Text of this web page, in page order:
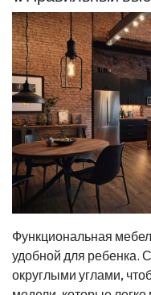
Функциональная
удобной для ребенка.
округлыми углами,